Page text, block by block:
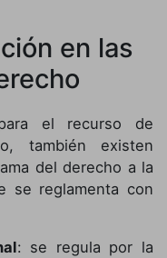
en las
el recurso de
también existen
del derecho a la
se reglamenta con
: se regula por la